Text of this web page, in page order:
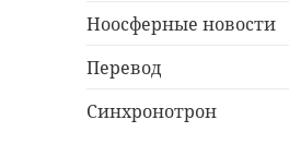
Ноосферные новости
Перевод
Синхронотрон